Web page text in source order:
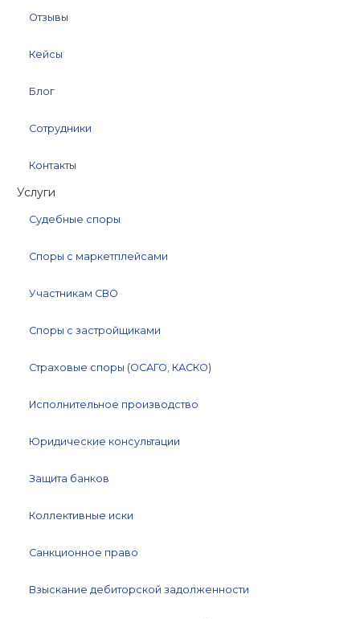
Отзывы
Кейсы
Блог
Сотрудники
Контакты
Услуги
Судебные споры
Споры с маркетплейсами
Участникам СВО
Споры с застройщиками
Страховые споры (ОСАГО, КАСКО)
Исполнительное производство
Юридические консультации
Защита банков
Коллективные иски
Санкционное право
Взыскание дебиторской задолженности